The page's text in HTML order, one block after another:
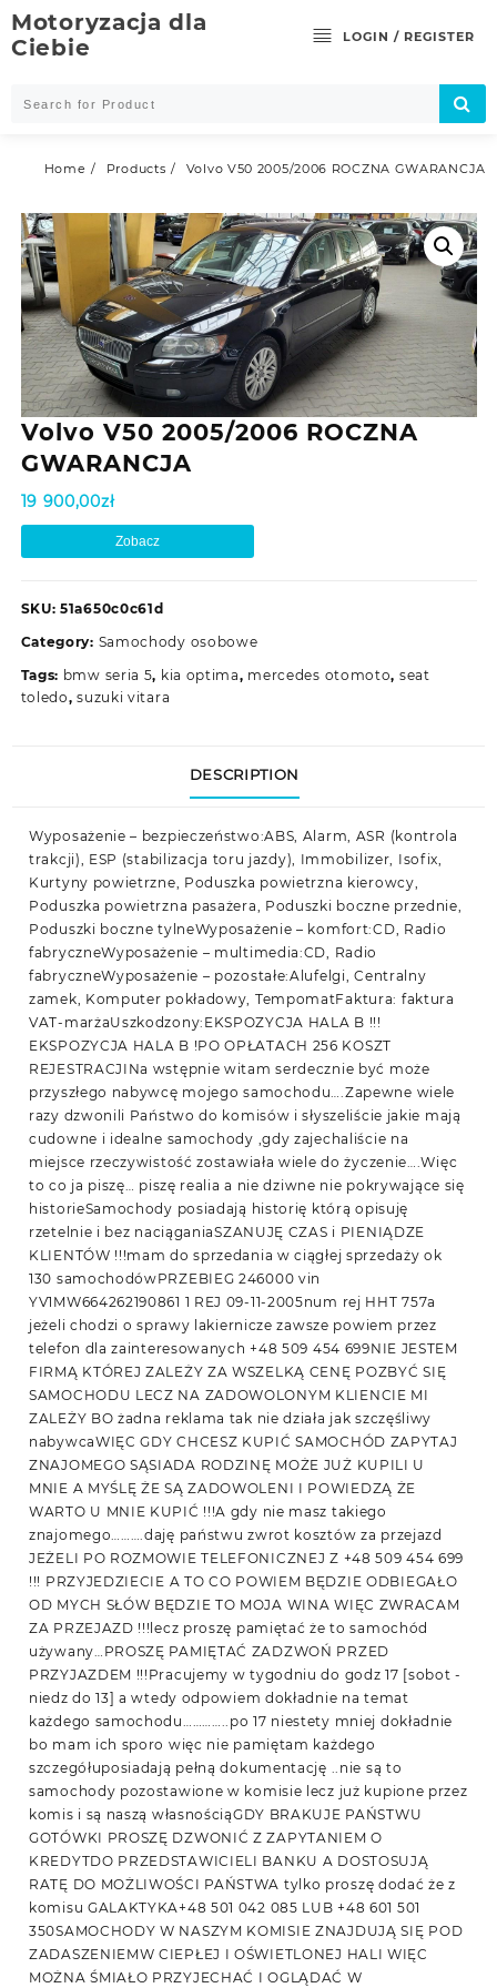
Skip
to
content
Motoryzacja dla
Ciebie
LOGIN / REGISTER
Home Products Volvo V50 2005/2006 ROCZNA GWARANCJA
Volvo V50 2005/2006 ROCZNA
GWARANCJA
19 900,00zł
Zobacz
SKU: 51a650c0c61d
Category: Samochody osobowe
Tags: bmw seria 5, kia optima, mercedes otomoto, seat
toledo,suzuki vitara
DESCRIPTION
Wyposażenie – bezpieczeństwo:ABS, Alarm, ASR (kontrola
trakcji), ESP (stabilizacja toru jazdy), Immobilizer, Isofix,
Kurtyny powietrzne, Poduszka powietrzna kierowcy,
Poduszka powietrzna pasażera, Poduszki boczne przednie,
Poduszki boczne tylneWyposażenie – komfort:CD, Radio
fabryczneWyposażenie – multimedia:CD, Radio
fabryczneWyposażenie – pozostałe:Alufelgi, Centralny
zamek, Komputer pokładowy, TempomatFaktura: faktura
VAT-marżaUszkodzony:EKSPOZYCJA HALA B !!!
EKSPOZYCJA HALA B !PO OPŁATACH 256 KOSZT
REJESTRACJINa wstępnie witam serdecznie być może
przyszłego nabywcę mojego samochodu….Zapewne wiele
razy dzwonili Państwo do komisów i słyszeliście jakie mają
cudowne i idealne samochody ,gdy zajechaliście na
miejsce rzeczywistość zostawiała wiele do życzenie….Więc
to co ja piszę… piszę realia a nie dziwne nie pokrywające się
historieSamochody posiadają historię którą opisuję
rzetelnie i bez naciąganiaSZANUJĘ CZAS i PIENIĄDZE
KLIENTÓW !!!mam do sprzedania w ciągłej sprzedaży ok
130 samochodówPRZEBIEG 246000 vin
YV1MW664262190861 1 REJ 09-11-2005num rej HHT 757a
jeżeli chodzi o sprawy lakiernicze zawsze powiem przez
telefon dla zainteresowanych +48 509 454 699NIE JESTEM
FIRMĄ KTÓREJ ZALEŻY ZA WSZELKĄ CENĘ POZBYĆ SIĘ
SAMOCHODU LECZ NA ZADOWOLONYM KLIENCIE MI
ZALEŻY BO żadna reklama tak nie działa jak szczęśliwy
nabywcaWIĘC GDY CHCESZ KUPIĆ SAMOCHÓD ZAPYTAJ
ZNAJOMEGO SĄSIADA RODZINĘ MOŻE JUŻ KUPILI U
MNIE A MYŚLĘ ŻE SĄ ZADOWOLENI I POWIEDZĄ ŻE
WARTO U MNIE KUPIĆ !!!A gdy nie masz takiego
znajomego……….daję państwu zwrot kosztów za przejazd
JEŻELI PO ROZMOWIE TELEFONICZNEJ Z +48 509 454 699
!!! PRZYJEDZIECIE A TO CO POWIEM BĘDZIE ODBIEGAŁO
OD MYCH SŁÓW BĘDZIE TO MOJA WINA WIĘC ZWRACAM
ZA PRZEJAZD !!!lecz proszę pamiętać że to samochód
używany…PROSZĘ PAMIĘTAĆ ZADZWOŃ PRZED
PRZYJAZDEM !!!Pracujemy w tygodniu do godz 17 [sobot -
niedz do 13] a wtedy odpowiem dokładnie na temat
każdego samochodu…………..po 17 niestety mniej dokładnie
bo mam ich sporo więc nie pamiętam każdego
szczegółuposiadają pełną dokumentację ..nie są to
samochody pozostawione w komisie lecz już kupione przez
komis i są naszą własnościąGDY BRAKUJE PAŃSTWU
GOTÓWKI PROSZĘ DZWONIĆ Z ZAPYTANIEM O
KREDYTDO PRZEDSTAWICIELI BANKU A DOSTOSUJĄ
RATĘ DO MOŻLIWOŚCI PAŃSTWA tylko proszę dodać że z
komisu GALAKTYKA+48 501 042 085 LUB +48 601 501
350SAMOCHODY W NASZYM KOMISIE ZNAJDUJĄ SIĘ POD
ZADASZENIEMW CIEPŁEJ I OŚWIETLONEJ HALI WIĘC
MOŻNA ŚMIAŁO PRZYJECHAĆ I OGLĄDAĆ W